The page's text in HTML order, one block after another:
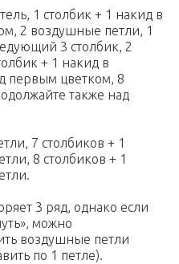
1 столбик + 1 накид в
2 воздушные петли, 1
3 столбик, 2
+ 1 накид в
первым цветком, 8
также над
7 столбиков + 1
8 столбиков + 1
3 ряд, однако если
можно
воздушные петли
по 1 петле).